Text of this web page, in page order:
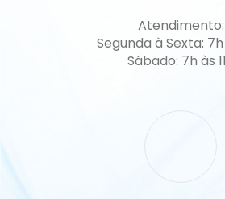
Atendimento:
Segunda à Sexta: 7h
Sábado: 7h às